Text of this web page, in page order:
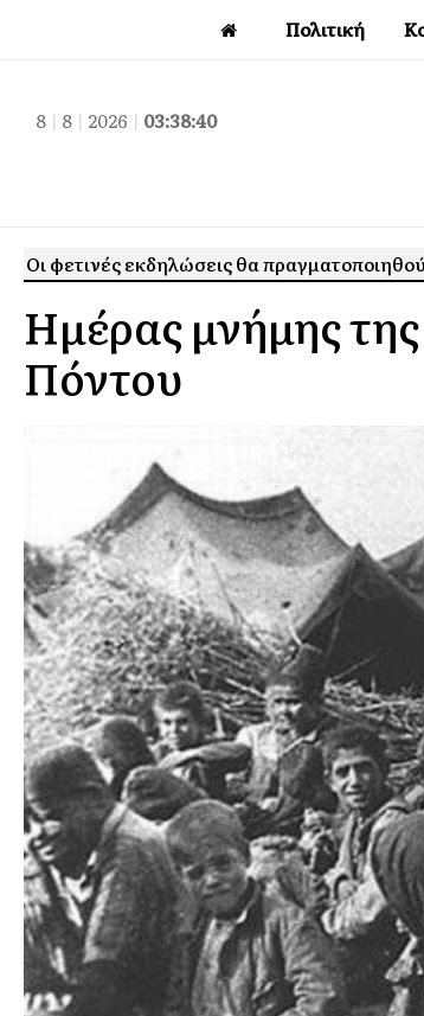
Πολιτική
8 | 8 | 2026 | 03:38:41
Οι φετινές εκδηλώσεις θα
Ημέρας μνήμης
Πόντου